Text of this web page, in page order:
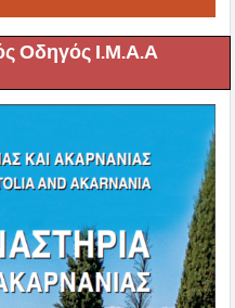
Οδηγός Ι.Μ.Α.Α